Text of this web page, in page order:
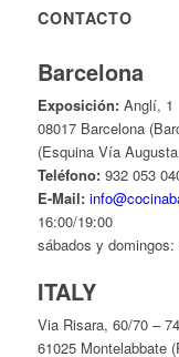
CONTACTO
Barcelona
Exposición:Anglí, 1
08017 Barcelona
(Esquina Vía
Teléfono:932 053
E-Mail:
16:00/19:00
sábados y
ITALY
Via Risara, 60/70 –
61025 Montelabbate